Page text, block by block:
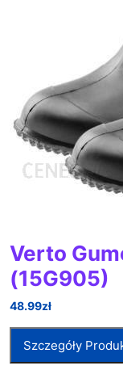
Verto
(15G905)
48.99zł
Szczegóły